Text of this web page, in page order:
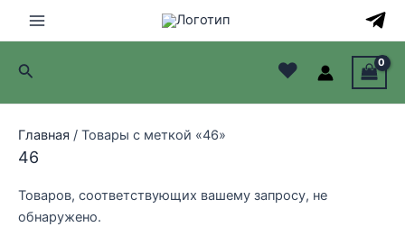
Main
Menu
Поиск ♥
Главная / Товары с меткой «46»
46
Товаров, соответствующих вашему запросу, не
обнаружено.